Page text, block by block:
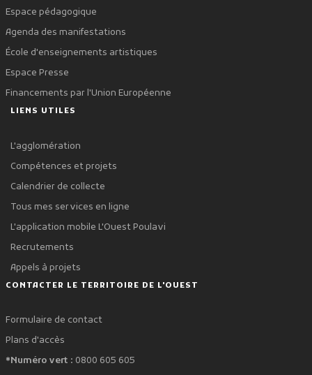
Espace pédagogique
Agenda des manifestations
École d'enseignements artistiques
Espace Presse
Financements par l'Union Européenne
LIENS UTILES
L'agglomération
Compétences et projets
Calendrier de collecte
Tous mes services en ligne
L'application mobile L'Ouest Poulavi
Recrutements
Appels à projets
CONTACTER LE TERRITOIRE DE L'OUEST
Formulaire de contact
Plans d'accès
*Numéro vert : 0800 605 605